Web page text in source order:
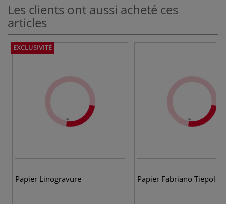
Les clients ont aussi acheté ces
articles
EXCLUSIVITÉ
Papier Linogravure Papier Fabriano Tiepolo